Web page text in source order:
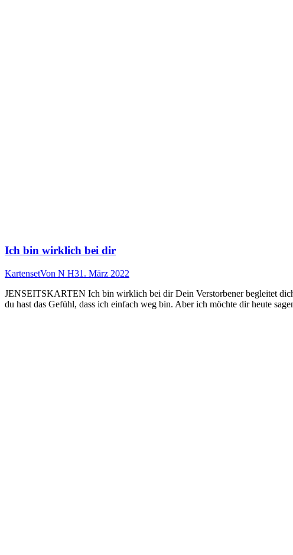
Ich bin wirklich bei dir
KartensetVon N H31. März 2022
JENSEITSKARTEN Ich bin wirklich bei dir Dein Verstorbener begleitet
du hast das Gefühl, dass ich einfach weg bin. Aber ich möchte dir heute